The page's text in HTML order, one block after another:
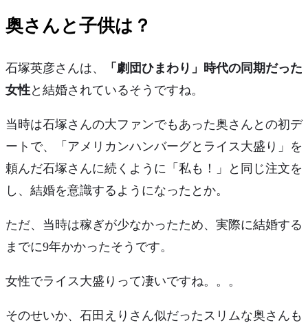
奥さんと子供は？
石塚英彦さんは、
「劇団ひまわり」時代の同期だった
女性と結婚されているそうですね。
当時は石塚さんの大ファンでもあった奥さんとの初デ
ートで、「アメリカンハンバーグとライス大盛り」を
頼んだ石塚さんに続くように 「私も！」
と同じ注文を
し、結婚を意識するようになったとか。
ただ、当時は稼ぎが少なかったため、実際に結婚する
までに9年かかったそうです。
女性でライス大盛りって凄いですね。。。
そのせいか、石田えりさん似だったスリムな奥さんも